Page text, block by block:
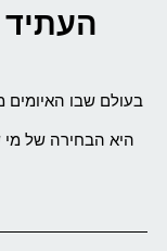
בעולם שבו